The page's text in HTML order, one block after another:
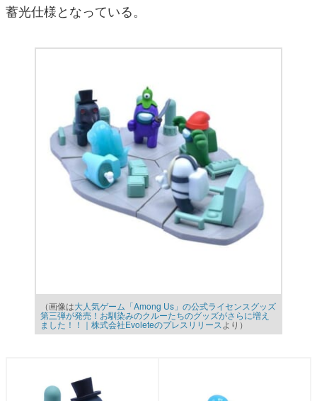
蓄光仕様となっている。
（画像は大人気ゲーム「Among Us」の公式ライセンスグッズ
第三弾が発売！お馴染みのクルーたちのグッズがさらに増え
ました！！｜株式会社Evoleteのプレスリリースより）